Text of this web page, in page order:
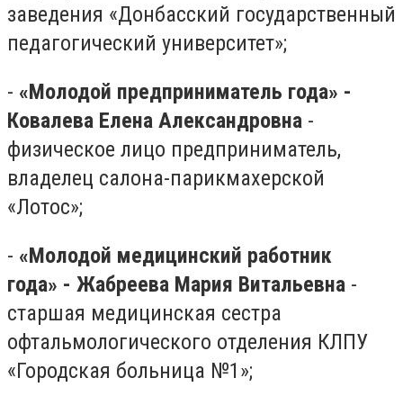
заведения «Донбасский государственный
педагогический университет»;
-​ «Молодой предприниматель года» -
Ковалева Елена Александровна -
физическое лицо предприниматель,
владелец салона-парикмахерской
«Лотос»;
-​ «Молодой медицинский работник
года» - Жабреева Мария Витальевна -
старшая медицинская сестра
офтальмологического отделения КЛПУ
«Городская больница №1»;